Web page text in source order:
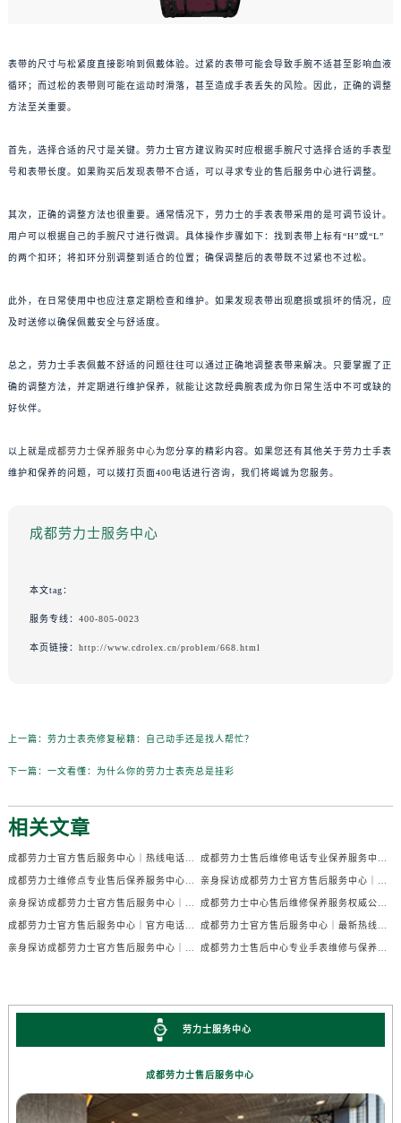
表带的尺寸与松紧度直接影响到佩戴体验。过紧的表带可能会导致手腕不适甚至影响血液
循环；而过松的表带则可能在运动时滑落，甚至造成手表丢失的风险。因此，正确的调整
方法至关重要。
首先，选择合适的尺寸是关键。劳力士官方建议购买时应根据手腕尺寸选择合适的手表型
号和表带长度。如果购买后发现表带不合适，可以寻求专业的售后服务中心进行调整。
其次，正确的调整方法也很重要。通常情况下，劳力士的手表表带采用的是可调节设计。
用户可以根据自己的手腕尺寸进行微调。具体操作步骤如下：找到表带上标有“H”或“L”
的两个扣环；将扣环分别调整到适合的位置；确保调整后的表带既不过紧也不过松。
此外，在日常使用中也应注意定期检查和维护。如果发现表带出现磨损或损坏的情况，应
及时送修以确保佩戴安全与舒适度。
总之，劳力士手表佩戴不舒适的问题往往可以通过正确地调整表带来解决。只要掌握了正
确的调整方法，并定期进行维护保养，就能让这款经典腕表成为你日常生活中不可或缺的
好伙伴。
以上就是成都劳力士保养服务中心为您分享的精彩内容。如果您还有其他关于劳力士手表
维护和保养的问题，可以拨打页面400电话进行咨询，我们将竭诚为您服务。
成都劳力士服务中心
本文tag：
服务专线： 400-805-0023
本页链接： http://www.cdrolex.cn/problem/668.html
上一篇： 劳力士表壳修复秘籍：自己动手还是找人帮忙？
下一篇： 一文看懂：为什么你的劳力士表壳总是挂彩
相关文章
劳力士服务中心
成都劳力士售后服务中心